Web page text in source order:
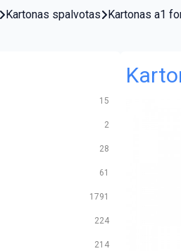
Kartonas spalvotas Kartonas a1
15
2
28
61
1791
224
214